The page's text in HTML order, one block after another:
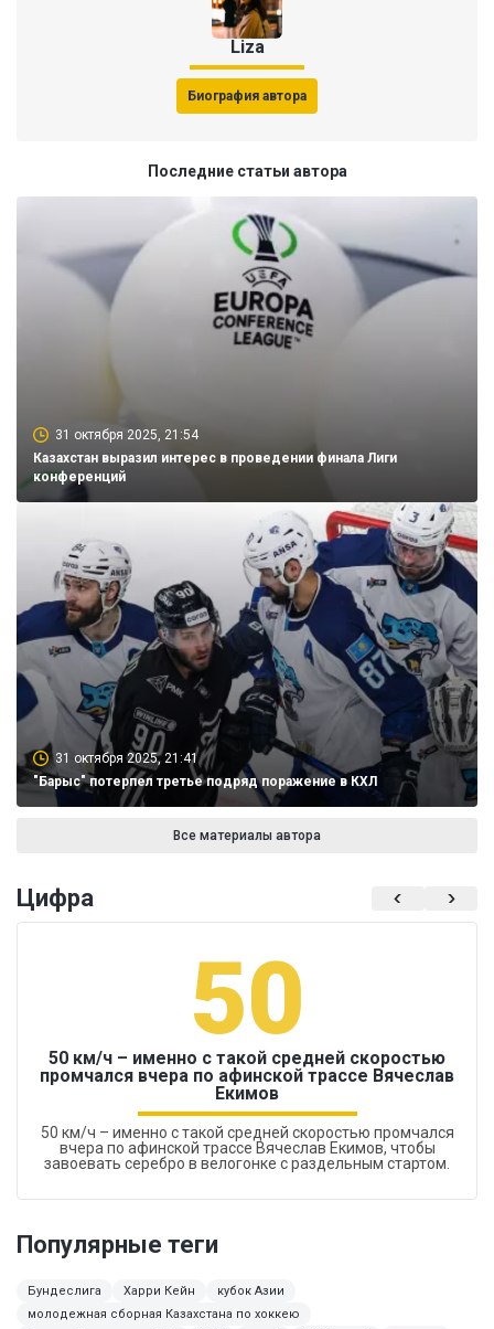
Liza
Биография автора
Последние статьи автора
31 октября 2025, 21:54
Казахстан выразил интерес в проведении финала Лиги
конференций
31 октября 2025, 21:41
"Барыс" потерпел третье подряд поражение в КХЛ
Все материалы автора
Цифра
50
50 км/ч – именно с такой средней скоростью
промчался вчера по афинской трассе Вячеслав
Екимов
50 км/ч – именно с такой средней скоростью промчался
вчера по афинской трассе Вячеслав Екимов, чтобы
завоевать серебро в велогонке с раздельным стартом.
Популярные теги
Бундеслига Харри Кейн
кубок Азии
молодежная сборная Казахстана по хоккею